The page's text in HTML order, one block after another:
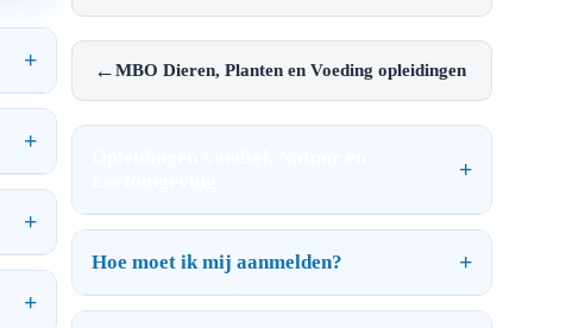
←MBO Dieren, Planten en Voeding opleidingen
Hoe moet ik mij aanmelden?